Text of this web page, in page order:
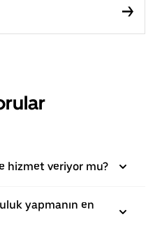
hizmet veriyor mu?
yapmanın en